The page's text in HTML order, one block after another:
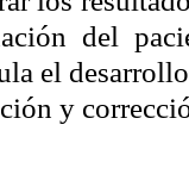
del
el
y